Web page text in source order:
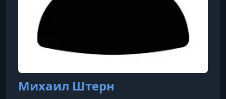
Михаил Штерн